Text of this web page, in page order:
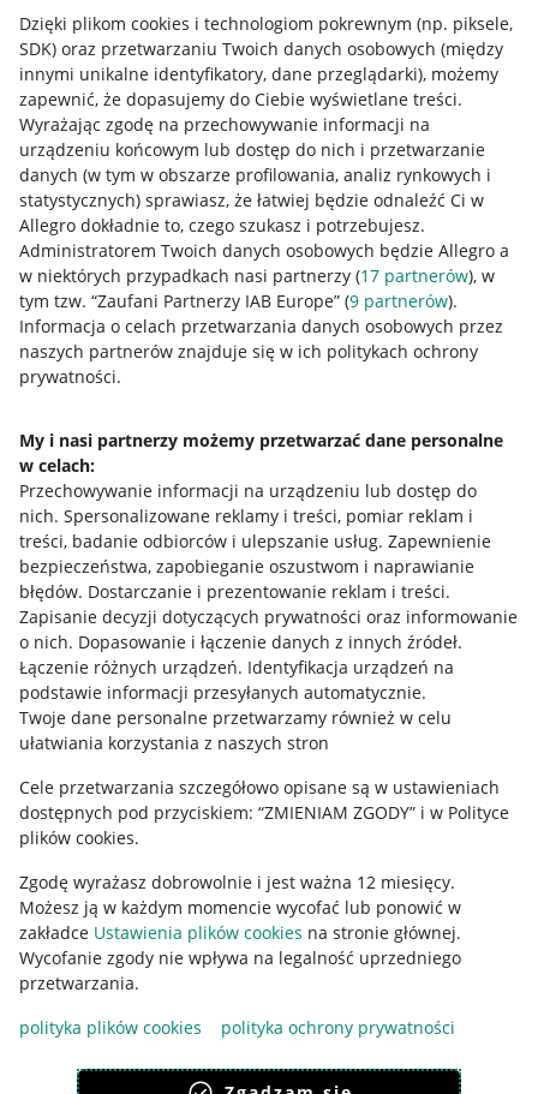
Dzięki plikom cookies i technologiom pokrewnym (np. piksele,
SDK) oraz przetwarzaniu Twoich danych osobowych (między
innymi unikalne identyfikatory, dane przeglądarki), możemy
zapewnić, że dopasujemy do Ciebie wyświetlane treści.
Wyrażając zgodę na przechowywanie informacji na
urządzeniu końcowym lub dostęp do nich i przetwarzanie
danych (w tym w obszarze profilowania, analiz rynkowych i
statystycznych) sprawiasz, że łatwiej będzie odnaleźć Ci w
Allegro dokładnie to, czego szukasz i potrzebujesz.
Administratorem Twoich danych osobowych będzie Allegro a
w niektórych przypadkach nasi partnerzy (17 partnerów), w
tym tzw. “Zaufani Partnerzy IAB Europe” (9 partnerów).
Informacja o celach przetwarzania danych osobowych przez
naszych partnerów znajduje się w ich politykach ochrony
prywatności.
My i nasi partnerzy możemy przetwarzać dane personalne
w celach:
Przechowywanie informacji na urządzeniu lub dostęp do
nich. Spersonalizowane reklamy i treści, pomiar reklam i
treści, badanie odbiorców i ulepszanie usług. Zapewnienie
bezpieczeństwa, zapobieganie oszustwom i naprawianie
błędów. Dostarczanie i prezentowanie reklam i treści.
Zapisanie decyzji dotyczących prywatności oraz informowanie
o nich. Dopasowanie i łączenie danych z innych źródeł.
Łączenie różnych urządzeń. Identyfikacja urządzeń na
podstawie informacji przesyłanych automatycznie.
Twoje dane personalne przetwarzamy również w celu
ułatwiania korzystania z naszych stron
Cele przetwarzania szczegółowo opisane są w ustawieniach
dostępnych pod przyciskiem: “ZMIENIAM ZGODY” i w Polityce
plików cookies.
Zgodę wyrażasz dobrowolnie i jest ważna 12 miesięcy.
Możesz ją w każdym momencie wycofać lub ponowić w
zakładce Ustawienia plików cookies na stronie głównej.
Wycofanie zgody nie wpływa na legalność uprzedniego
przetwarzania.
polityka plików cookies
polityka ochrony prywatności
Przydatne informacje
Jak to działa
Allegro Gadane dla sprzedających
Allegro Gadane dla kupujących
Mapa miejscowości
Informacje prawne
Regulamin
Polityka plików "cookies"
Ustawienia plików "cookies"
Udostępnianie lokalizacji
Informacje dla Aktu o Usługach Cyfrowych
Pobierz aplikację